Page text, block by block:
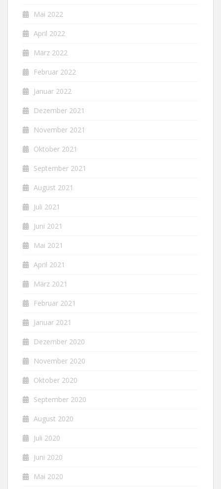
Mai 2022
April 2022
März 2022
Februar 2022
Januar 2022
Dezember 2021
November 2021
Oktober 2021
September 2021
August 2021
Juli 2021
Juni 2021
Mai 2021
April 2021
März 2021
Februar 2021
Januar 2021
Dezember 2020
November 2020
Oktober 2020
September 2020
August 2020
Juli 2020
Juni 2020
Mai 2020